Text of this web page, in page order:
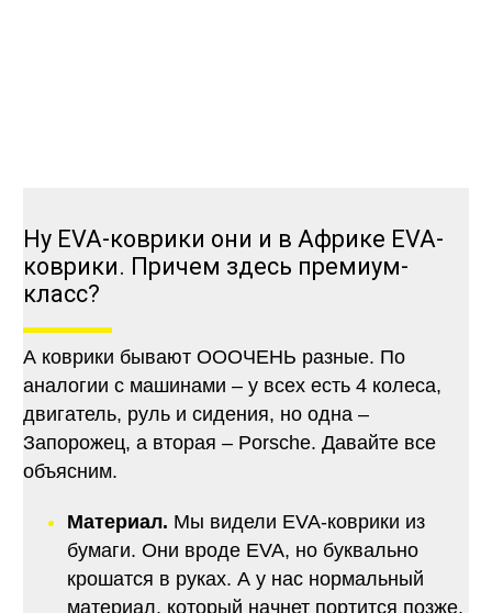
Ну EVA-коврики они и в Африке EVA-
коврики. Причем здесь премиум-
класс?
А коврики бывают ОООЧЕНЬ разные. По
аналогии с машинами – у всех есть 4 колеса,
двигатель, руль и сидения, но одна –
Запорожец, а вторая – Porsche. Давайте все
объясним.
Материал. Мы видели EVA-коврики из
бумаги. Они вроде EVA, но буквально
крошатся в руках. А у нас нормальный
материал, который начнет портится позже,